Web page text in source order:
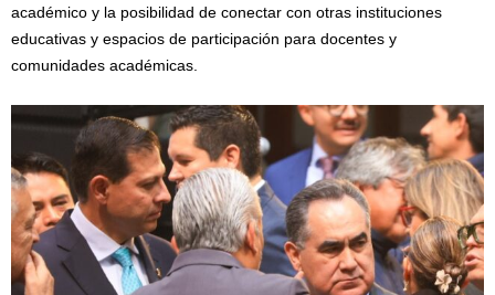
académico y la posibilidad de conectar con otras instituciones
educativas y espacios de participación para docentes y
comunidades académicas.